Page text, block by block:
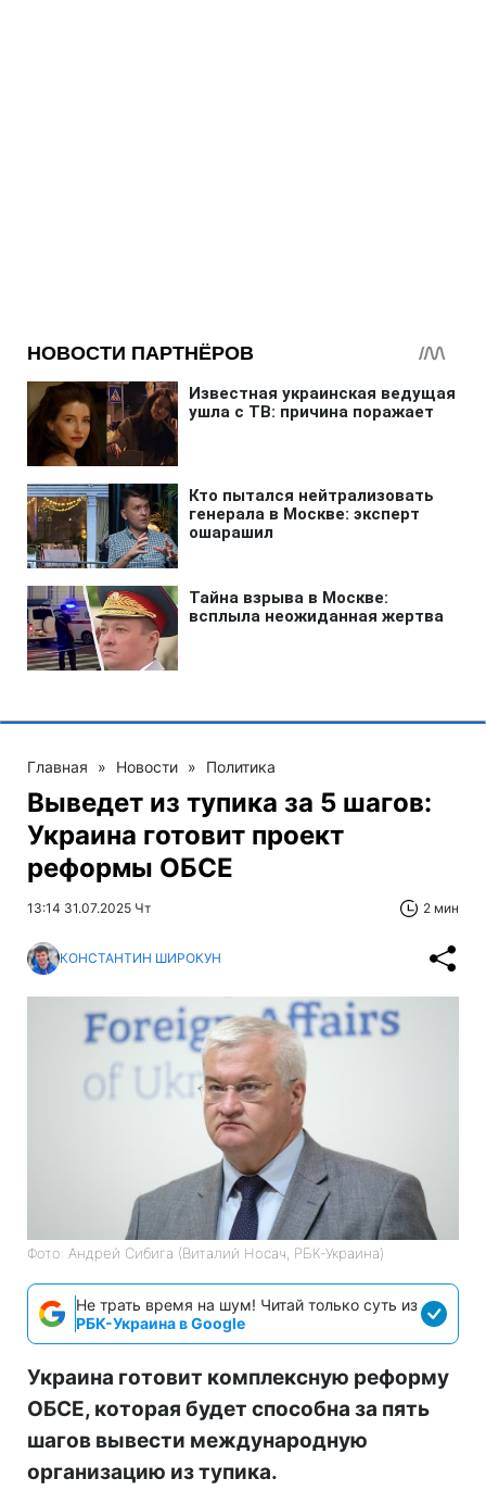
Главная » Новости » Политика
Выведет из тупика за 5 шагов:
Украина готовит проект
реформы ОБСЕ
13:14 31.07.2025 Чт 2 мин
КОНСТАНТИН ШИРОКУН
Фото: Андрей Сибига (Виталий Носач, РБК-Украина)
Не трать время на шум! Читай только суть из
РБК-Украина в Google
Украина готовит комплексную реформу
ОБСЕ, которая будет способна за пять
шагов вывести международную
организацию из тупика.